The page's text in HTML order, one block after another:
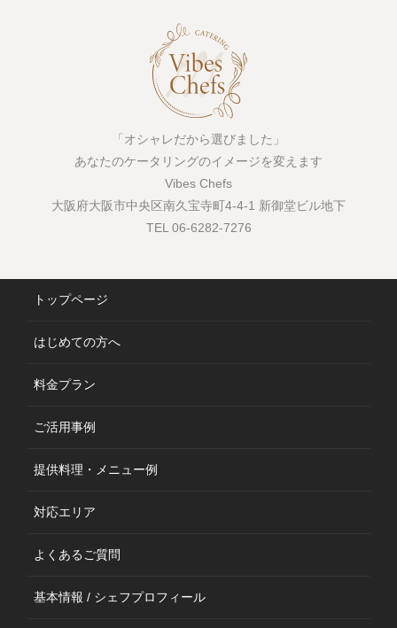
「オシャレだから選びました」
あなたのケータリングのイメージを変えます
Vibes Chefs
大阪府大阪市中央区南久宝寺町4-4-1 新御堂ビル地下
TEL 06-6282-7276
トップページ
はじめての方へ
料金プラン
ご活用事例
提供料理・メニュー例
対応エリア
よくあるご質問
基本情報 / シェフプロフィール